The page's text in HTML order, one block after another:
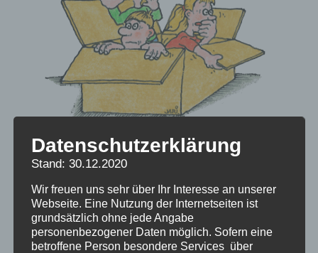
Verschickungskinder –
Einführung ins
Problemfeld
Datenschutzerklärung
Stand: 30.12.2020
Wir freuen uns sehr über Ihr Interesse an unserer
Webseite. Eine Nutzung der Internetseiten ist
grundsätzlich ohne jede Angabe
personenbezogener Daten möglich. Sofern eine
betroffene Person besondere Services über